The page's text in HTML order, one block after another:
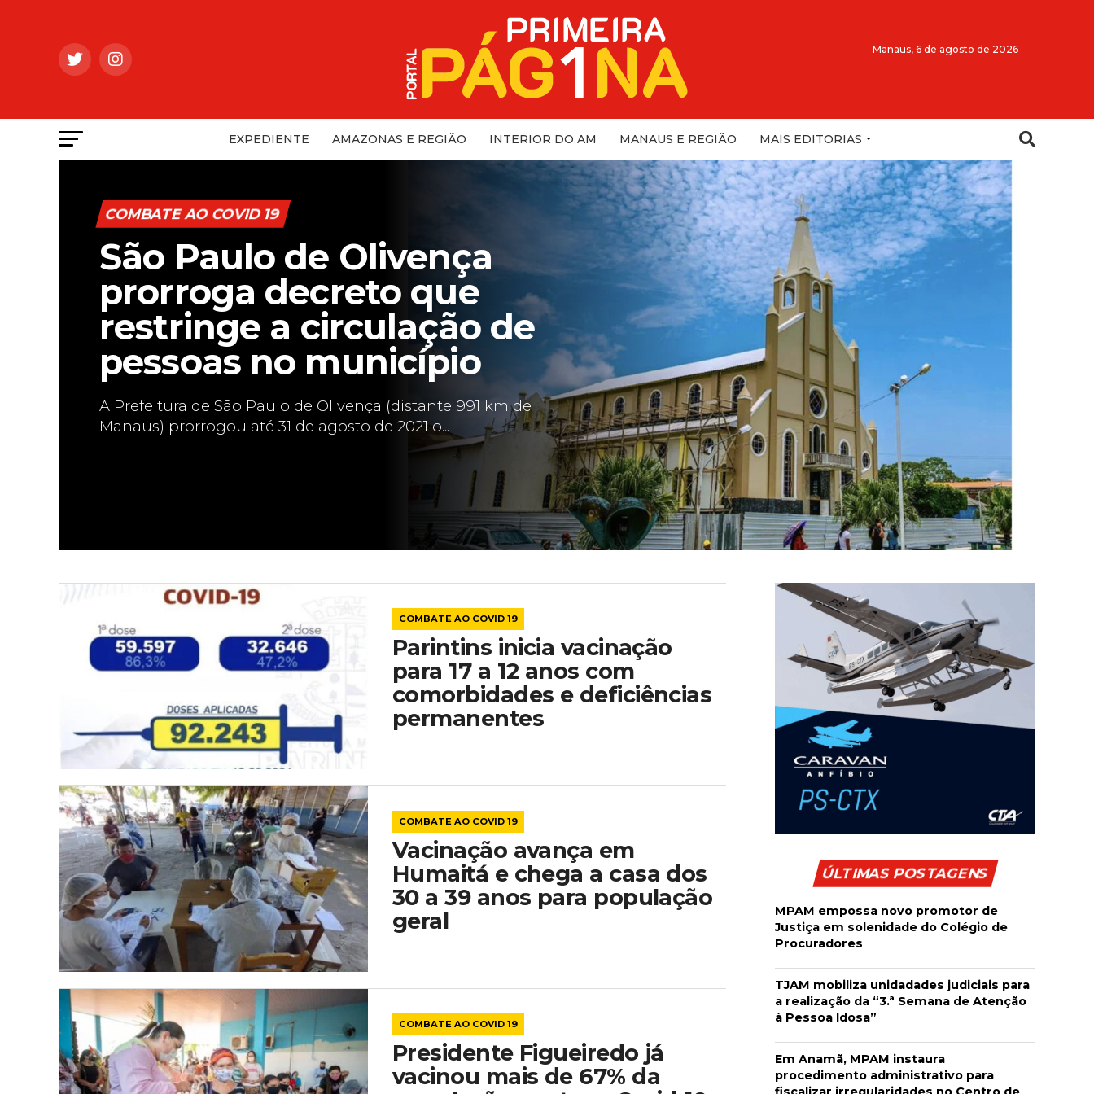
Manaus, 6 de agosto de 2026
EXPEDIENTE AMAZONAS E REGIÃO INTERIOR DO AM MANAUS E REGIÃO MAIS EDITORIAS
COMBATE AO COVID 19
São Paulo de Olivença
prorroga decreto que
restringe a circulação de
pessoas no município
A Prefeitura de São Paulo de Olivença (distante 991 km de
Manaus) prorrogou até 31 de agosto de 2021 o...
COMBATE AO COVID 19
Parintins inicia vacinação
para 17 a 12 anos com
comorbidades e deficiências
permanentes
COMBATE AO COVID 19
Vacinação avança em
Humaitá e chega a casa dos
30 a 39 anos para população
geral
COMBATE AO COVID 19
Presidente Figueiredo já
vacinou mais de 67% da
ÚLTIMAS POSTAGENS
MPAM empossa novo promotor de
Justiça em solenidade do Colégio de
Procuradores
TJAM mobiliza unidadades judiciais para
a realização da “3.ª Semana de Atenção
à Pessoa Idosa”
Em Anamã, MPAM instaura
procedimento administrativo para